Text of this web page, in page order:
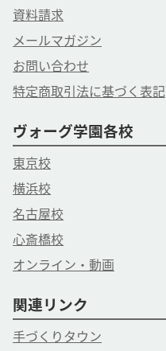
資料請求
メールマガジン
お問い合わせ
特定商取引法に基づく表記
ヴォーグ学園各校
東京校
横浜校
名古屋校
心斎橋校
オンライン・動画
関連リンク
手づくりタウン